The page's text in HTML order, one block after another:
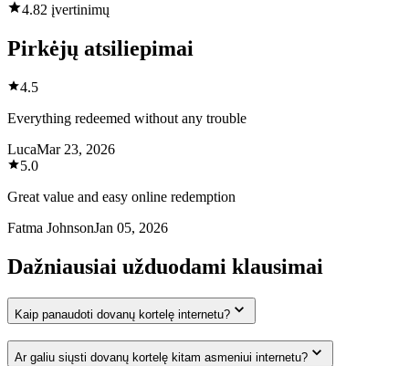
4.82 įvertinimų
Pirkėjų atsiliepimai
4.5
Everything redeemed without any trouble
LucaMar 23, 2026
5.0
Great value and easy online redemption
Fatma JohnsonJan 05, 2026
Dažniausiai užduodami klausimai
Kaip panaudoti dovanų kortelę internetu?
Ar galiu siųsti dovanų kortelę kitam asmeniui internetu?